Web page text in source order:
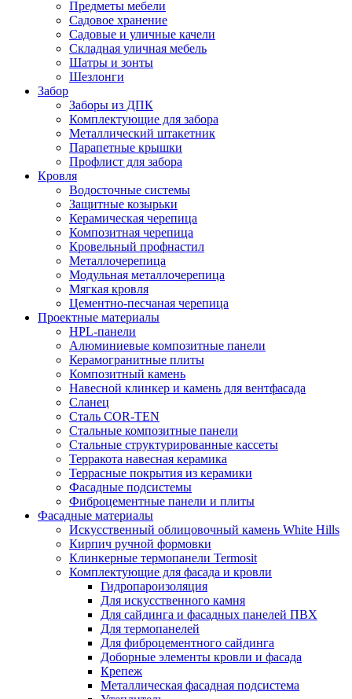
Предметы мебели
Садовое хранение
Садовые и уличные качели
Складная уличная мебель
Шатры и зонты
Шезлонги
Забор
Заборы из ДПК
Комплектующие для забора
Металлический штакетник
Парапетные крышки
Профлист для забора
Кровля
Водосточные системы
Защитные козырьки
Керамическая черепица
Композитная черепица
Кровельный профнастил
Металлочерепица
Модульная металлочерепица
Мягкая кровля
Цементно-песчаная черепица
Проектные материалы
HPL-панели
Алюминиевые композитные панели
Керамогранитные плиты
Композитный камень
Навесной клинкер и камень для вентфасада
Сланец
Сталь COR-TEN
Стальные композитные панели
Стальные структурированные кассеты
Терракота навесная керамика
Террасные покрытия из керамики
Фасадные подсистемы
Фиброцементные панели и плиты
Фасадные материалы
Искусственный облицовочный камень White Hills
Кирпич ручной формовки
Клинкерные термопанели Termosit
Комплектующие для фасада и кровли
Гидропароизоляция
Для искусственного камня
Для сайдинга и фасадных панелей ПВХ
Для термопанелей
Для фиброцементного сайдинга
Доборные элементы кровли и фасада
Крепеж
Металлическая фасадная подсистема